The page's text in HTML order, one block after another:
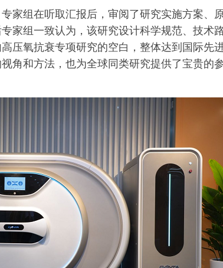
家组在听取汇报后，审阅了研究实施方案、原
家组一致认为，该研究设计科学规范、技术
压氧抗衰专项研究的空白，整体达到国际先
角和方法，也为全球同类研究提供了宝贵的